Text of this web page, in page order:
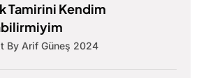
Tamirini Kendim
By Arif Güneş 2024